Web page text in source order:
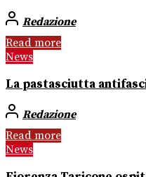
Redazione
Read more
News
La pastasciutta
Redazione
Read more
News